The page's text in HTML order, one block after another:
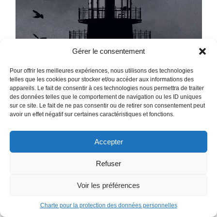
Gérer le consentement
Pour offrir les meilleures expériences, nous utilisons des technologies
telles que les cookies pour stocker et/ou accéder aux informations des
appareils. Le fait de consentir à ces technologies nous permettra de traiter
des données telles que le comportement de navigation ou les ID uniques
sur ce site. Le fait de ne pas consentir ou de retirer son consentement peut
avoir un effet négatif sur certaines caractéristiques et fonctions.
Accepter
Refuser
Voir les préférences
Charte pour la protection des données personnelles